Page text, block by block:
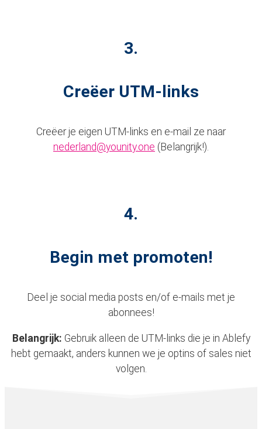
3.
Creëer UTM-links
Creëer je eigen UTM-links en e-mail ze naar
nederland@younity.one (Belangrijk!).
4.
Begin met promoten!
Deel je social media posts en/of e-mails met je
abonnees!
Belangrijk: Gebruik alleen de UTM-links die je in Ablefy
hebt gemaakt, anders kunnen we je optins of sales niet
volgen.